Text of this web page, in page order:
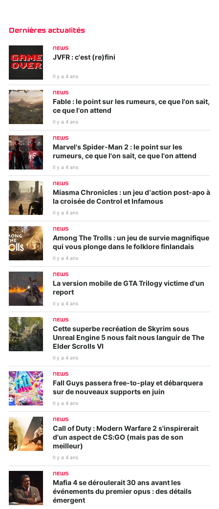
Dernières actualités
NEWS
JVFR : c'est (re)fini
Il y a 4 ans
NEWS
Fable : le point sur les rumeurs, ce que l'on sait,
ce que l'on attend
Il y a 4 ans
NEWS
Marvel's Spider-Man 2 : le point sur les
rumeurs, ce que l'on sait, ce que l'on attend
Il y a 4 ans
NEWS
Miasma Chronicles : un jeu d’action post-apo à
la croisée de Control et Infamous
Il y a 4 ans
NEWS
Among The Trolls : un jeu de survie magnifique
qui vous plonge dans le folklore finlandais
Il y a 4 ans
NEWS
La version mobile de GTA Trilogy victime d'un
report
Il y a 4 ans
NEWS
Cette superbe recréation de Skyrim sous
Unreal Engine 5 nous fait nous languir de The
Elder Scrolls VI
Il y a 4 ans
NEWS
Fall Guys passera free-to-play et débarquera
sur de nouveaux supports en juin
Il y a 4 ans
NEWS
Call of Duty : Modern Warfare 2 s'inspirerait
d'un aspect de CS:GO (mais pas de son
meilleur)
Il y a 4 ans
NEWS
Mafia 4 se déroulerait 30 ans avant les
événements du premier opus : des détails
émergent